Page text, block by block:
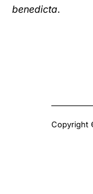
benedicta.
Copyright